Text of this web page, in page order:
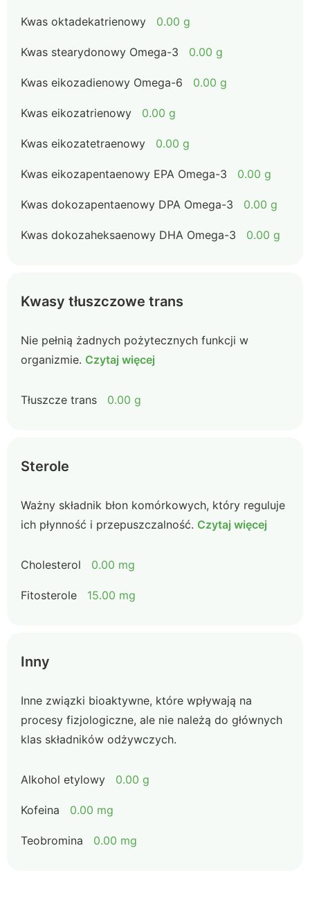
Kwas oktadekatrienowy 0.00 g
Kwas stearydonowy Omega-3 0.00 g
Kwas eikozadienowy Omega-6 0.00 g
Kwas eikozatrienowy 0.00 g
Kwas eikozatetraenowy 0.00 g
Kwas eikozapentaenowy EPA Omega-3 0.00 g
Kwas dokozapentaenowy DPA Omega-3 0.00 g
Kwas dokozaheksaenowy DHA Omega-3 0.00 g
Kwasy tłuszczowe trans
Nie pełnią żadnych pożytecznych funkcji w
organizmie. Czytaj więcej
Tłuszcze trans 0.00 g
Sterole
Ważny składnik błon komórkowych, który reguluje
ich płynność i przepuszczalność. Czytaj więcej
Cholesterol 0.00 mg
Fitosterole 15.00 mg
Inny
Inne związki bioaktywne, które wpływają na
procesy fizjologiczne, ale nie należą do głównych
klas składników odżywczych.
Alkohol etylowy 0.00 g
Kofeina 0.00 mg
Teobromina 0.00 mg